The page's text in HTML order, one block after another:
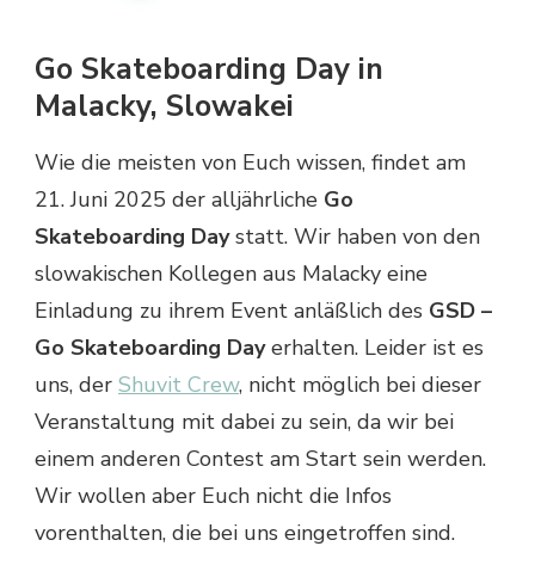
Go Skateboarding Day in
Malacky, Slowakei
Wie die meisten von Euch wissen, findet am
21. Juni 2025 der alljährliche Go
Skateboarding Daystatt. Wir haben von den
slowakischen Kollegen aus Malacky eine
Einladung zu ihrem Event anläßlich des GSD –
Go Skateboarding Dayerhalten. Leider ist es
uns, der Shuvit Crew, nicht möglich bei dieser
Veranstaltung mit dabei zu sein, da wir bei
einem anderen Contest am Start sein werden.
Wir wollen aber Euch nicht die Infos
vorenthalten, die bei uns eingetroffen sind.